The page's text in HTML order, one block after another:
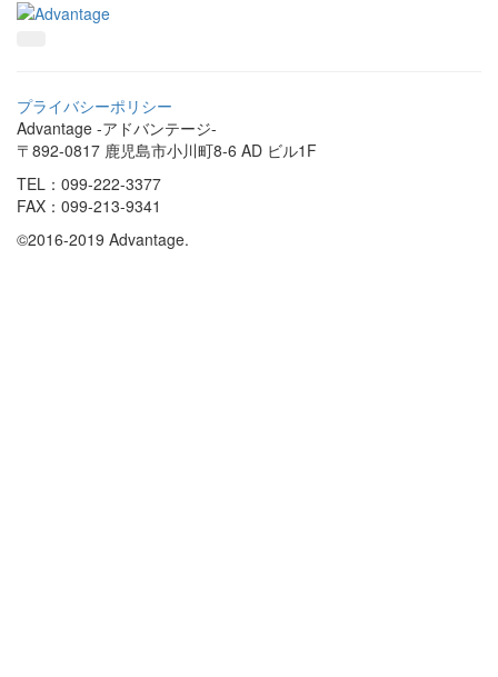
プライバシーポリシー
Advantage -アドバンテージ-
〒892-0817 鹿児島市小川町8-6 AD ビル1F
TEL：099-222-3377
FAX：099-213-9341
©2016-2019 Advantage.